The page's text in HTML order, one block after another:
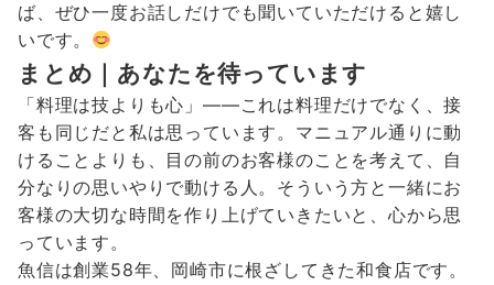
ば、ぜひ一度お話しだけでも聞いていただけると嬉し
いです。
まとめ｜あなたを待っています
「料理は技よりも心」——これは料理だけでなく、接
客も同じだと私は思っています。マニュアル通りに動
けることよりも、目の前のお客様のことを考えて、自
分なりの思いやりで動ける人。そういう方と一緒にお
客様の大切な時間を作り上げていきたいと、心から思
っています。
魚信は創業58年、岡崎市に根ざしてきた和食店です。